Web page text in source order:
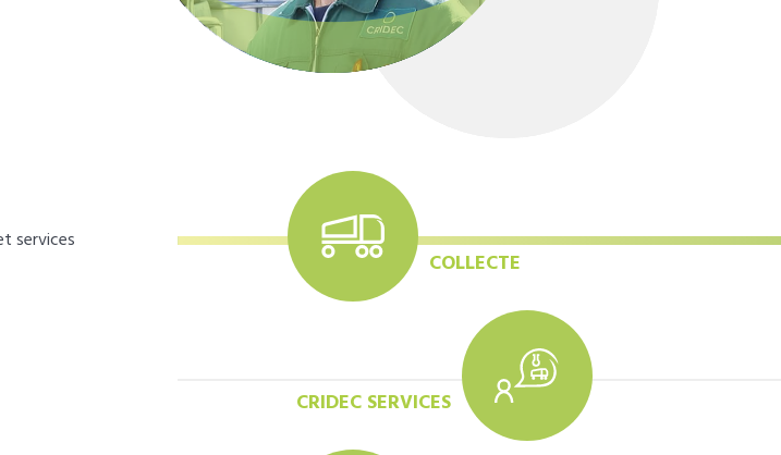
services
COLLECTE
CRIDEC SERVICES